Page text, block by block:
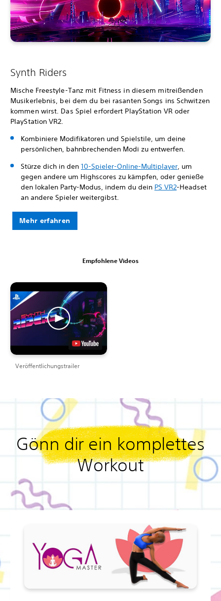
Synth Riders
Mische Freestyle-Tanz mit Fitness in diesem mitreißenden
Musikerlebnis, bei dem du bei rasanten Songs ins Schwitzen
kommen wirst. Das Spiel erfordert PlayStation VR oder
PlayStation VR2.
Kombiniere Modifikatoren und Spielstile, um deine
persönlichen, bahnbrechenden Modi zu entwerfen.
Stürze dich in den 10-Spieler-Online-Multiplayer, um
gegen andere um Highscores zu kämpfen, oder genieße
den lokalen Party-Modus, indem du dein PS VR2-Headset
an andere Spieler weitergibst.
Mehr erfahren
Empfohlene Videos
Veröffentlichungstrailer
Gönn dir ein komplettes
Workout